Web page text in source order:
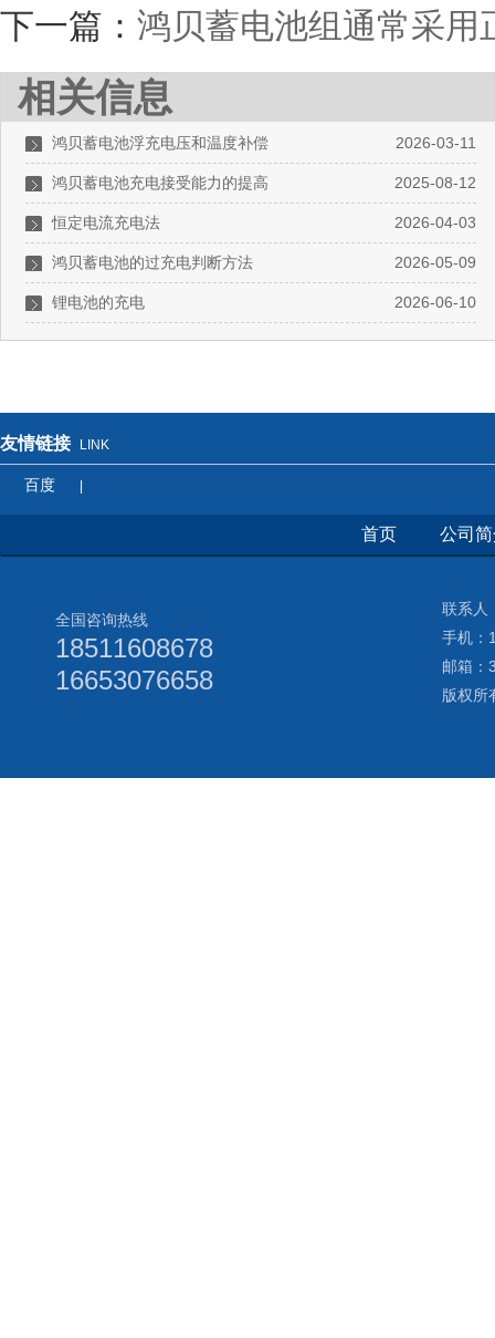
下一篇： 鸿贝蓄电池组通常采用
相关信息
2026-03-11
鸿贝蓄电池浮充电压和温度补偿
2025-08-12
鸿贝蓄电池充电接受能力的提高
2026-04-03
恒定电流充电法
2026-05-09
鸿贝蓄电池的过充电判断方法
2026-06-10
锂电池的充电
友情链接 LINK
百度
首页 公司
全国咨询热线
18511608678
16653076658
联系
手机：
邮箱
版权所